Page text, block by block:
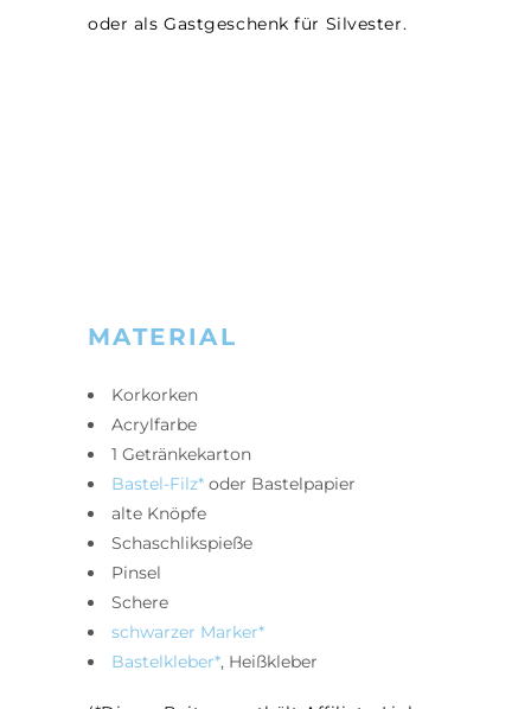
oder als Gastgeschenk für Silvester.
MATERIAL
Korkorken
Acrylfarbe
1 Getränkekarton
Bastel-Filz* oder Bastelpapier
alte Knöpfe
Schaschlikspieße
Pinsel
Schere
schwarzer Marker*
Bastelkleber*, Heißkleber